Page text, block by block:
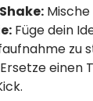
Füge dein
zu
Ersetze einen